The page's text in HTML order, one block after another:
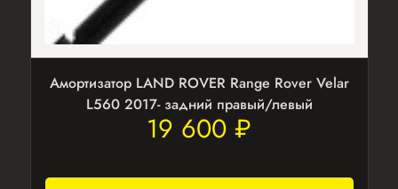
Амортизатор LAND ROVER Range Rover Velar
L560 2017- задний правый/левый
19 600 ₽